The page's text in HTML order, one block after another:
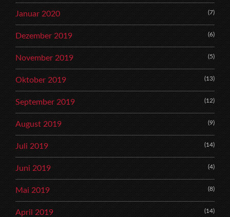
Januar 2020 (7)
Dezember 2019 (6)
November 2019 (5)
Oktober 2019 (13)
September 2019 (12)
August 2019 (9)
Juli 2019 (14)
Juni 2019 (4)
Mai 2019 (8)
April 2019 (14)